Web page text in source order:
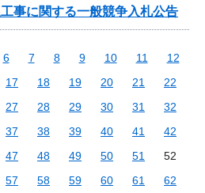
事に関する一般競争入札公告
6 7 8 9 10 11
12
17 18 19 20 21
22
27 28 29 30 31
32
37 38 39 40 41
42
47 48 49 50 51
52
57 58 59 60 61
62